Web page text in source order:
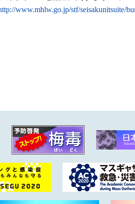
www.mhlw.go.jp/stf/seisakunitsuite/